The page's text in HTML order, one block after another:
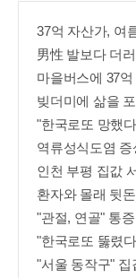
37억 자산가, 여
男性 발보다 더
마을버스에 37
인천 부평 집값
환자와 몰래 뒷
"관절, 연골" 통
"한국로또 뚫렸
"서울 동작구"